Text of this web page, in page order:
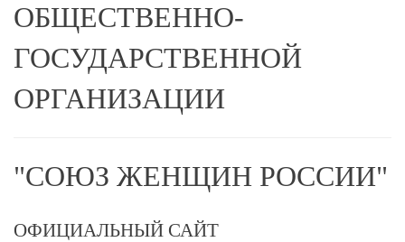
ОБЩЕСТВЕННО-
ГОСУДАРСТВЕННОЙ
ОРГАНИЗАЦИИ
"СОЮЗ ЖЕНЩИН РОССИИ"
ОФИЦИАЛЬНЫЙ САЙТ